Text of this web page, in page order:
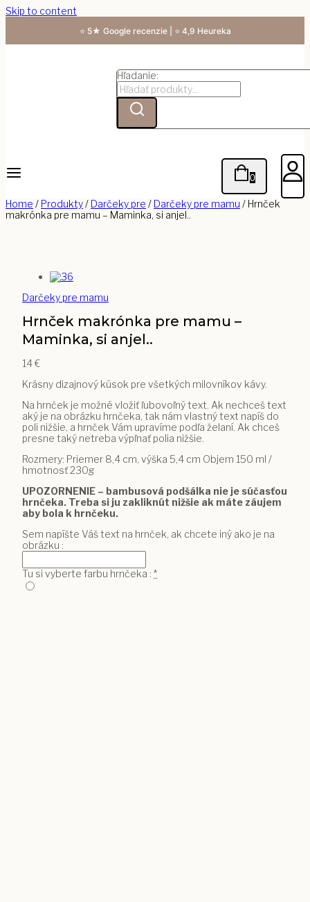
Skip to content
⭐ 5★ Google recenzie | ⭐ 4,9 Heureka
Hľadanie:
0
Home / Produkty/ Darčeky pre / Darčeky pre mamu / Hrnček
makrónka pre mamu – Maminka, si anjel..
Darčeky pre mamu
Hrnček makrónka pre mamu –
Maminka, si anjel..
14€
Krásny dizajnový kúsok pre všetkých milovníkov kávy.
Na hrnček je možné vložiť ľubovoľný text. Ak nechceš text
aký je na obrázku hrnčeka, tak nám vlastný text napíš do
poli nižšie, a hrnček Vám upravíme podľa želaní. Ak chceš
presne taký netreba výpľnať polia nižšie.
Rozmery: Priemer 8,4 cm, výška 5,4 cm Objem 150 ml /
hmotnosť 230g
UPOZORNENIE – bambusová podšálka nie je súčasťou
hrnčeka. Treba si ju zakliknút nižšie ak máte záujem
aby bola k hrnčeku.
Sem napíšte Váš text na hrnček, ak chcete iný ako je na
obrázku :
Tu si vyberte farbu hrnčeka : *